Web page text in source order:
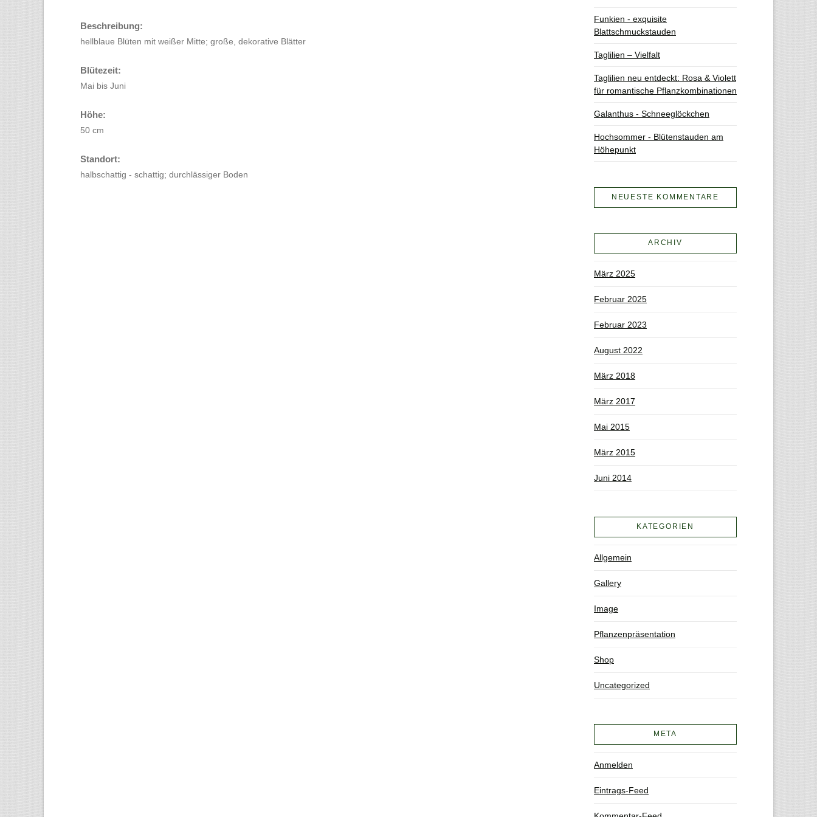
Beschreibung:
hellblaue Blüten mit weißer Mitte; große, dekorative Blätter
Blütezeit:
Mai bis Juni
Höhe:
50 cm
Standort:
halbschattig - schattig; durchlässiger Boden
Funkien - exquisite
Blattschmuckstauden
Taglilien – Vielfalt
Taglilien neu entdeckt: Rosa & Violett
für romantische Pflanzkombinationen
Galanthus - Schneeglöckchen
Hochsommer - Blütenstauden am
Höhepunkt
NEUESTE KOMMENTARE
ARCHIV
März 2025
Februar 2025
Februar 2023
August 2022
März 2018
März 2017
Mai 2015
März 2015
Juni 2014
KATEGORIEN
Allgemein
Gallery
Image
Pflanzenpräsentation
Shop
Uncategorized
META
Anmelden
Eintrags-Feed